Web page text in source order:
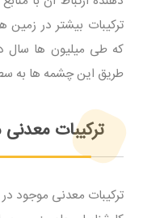
ترکیبات بیشتر در زمین
که طی میلیون ها سال
طریق این چشمه ها به
ترکیبات
ترکیبات معدنی موجود